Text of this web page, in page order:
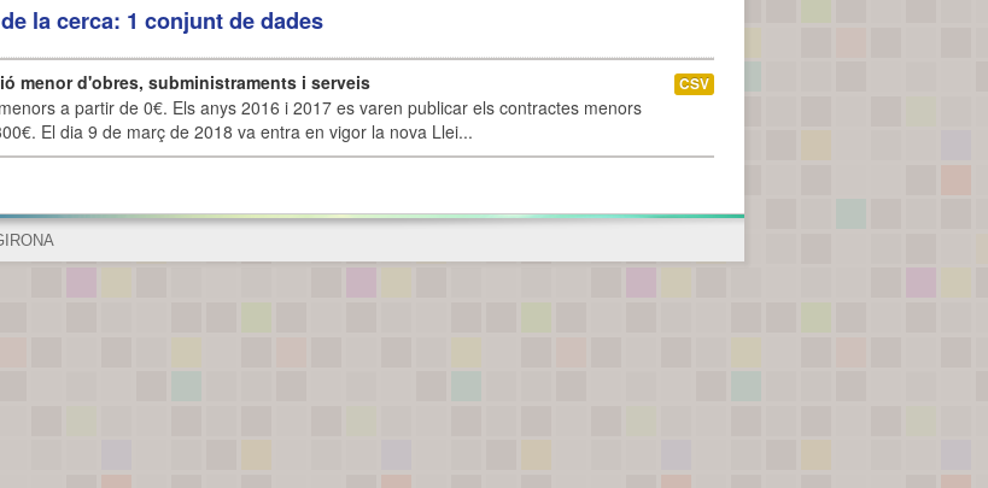
la cerca: 1 conjunt de dades
menor d'obres, subministraments i serveis
a partir de 0€. Els anys 2016 i 2017 es varen publicar els contractes menors
El dia 9 de març de 2018 va entra en vigor la nova Llei...
CSV